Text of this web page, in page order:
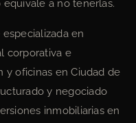
a no tenerlas.
en
corporativa e
y oficinas en Ciudad de
y negociado
inmobiliarias en